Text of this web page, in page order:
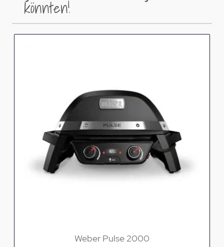
könnten!
Weber Pulse 2000